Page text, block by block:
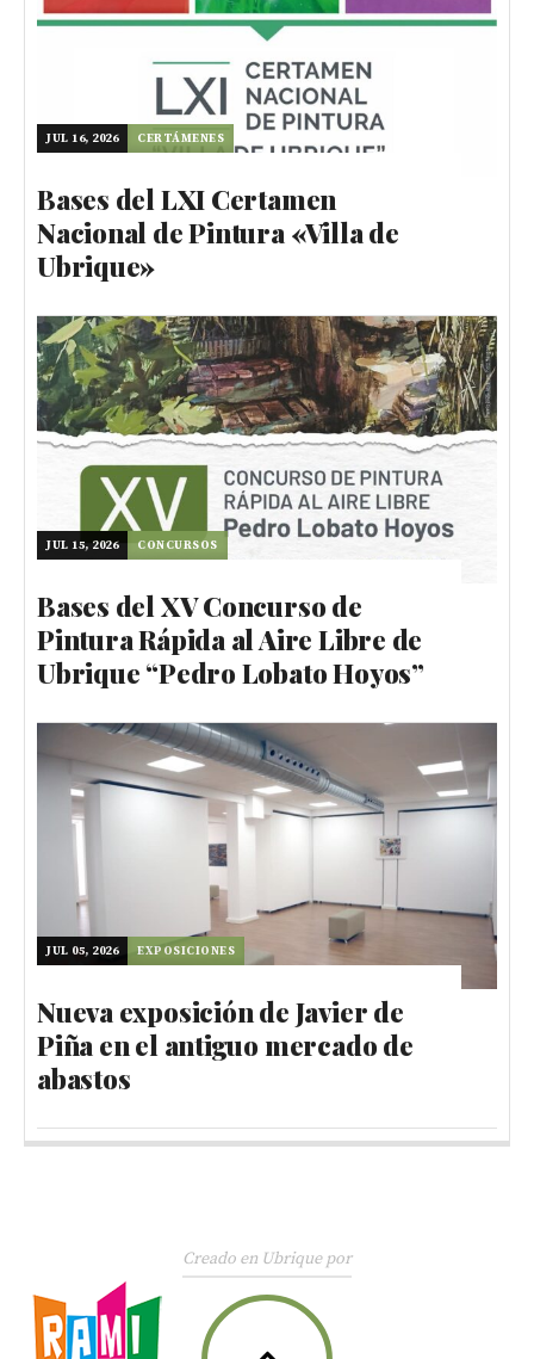
JUL 16, 2026 CERTÁMENES
Bases del LXI Certamen
Nacional de Pintura «Villa de
Ubrique»
JUL 15, 2026 CONCURSOS
Bases del XV Concurso de
Pintura Rápida al Aire Libre de
Ubrique “Pedro Lobato Hoyos”
JUL 05, 2026 EXPOSICIONES
Nueva exposición de Javier de
Piña en el antiguo mercado de
abastos
Creado en Ubrique por